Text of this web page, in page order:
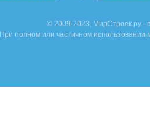
© 2009-2023, МирСтроек.ру -
При полном или частичном использовании